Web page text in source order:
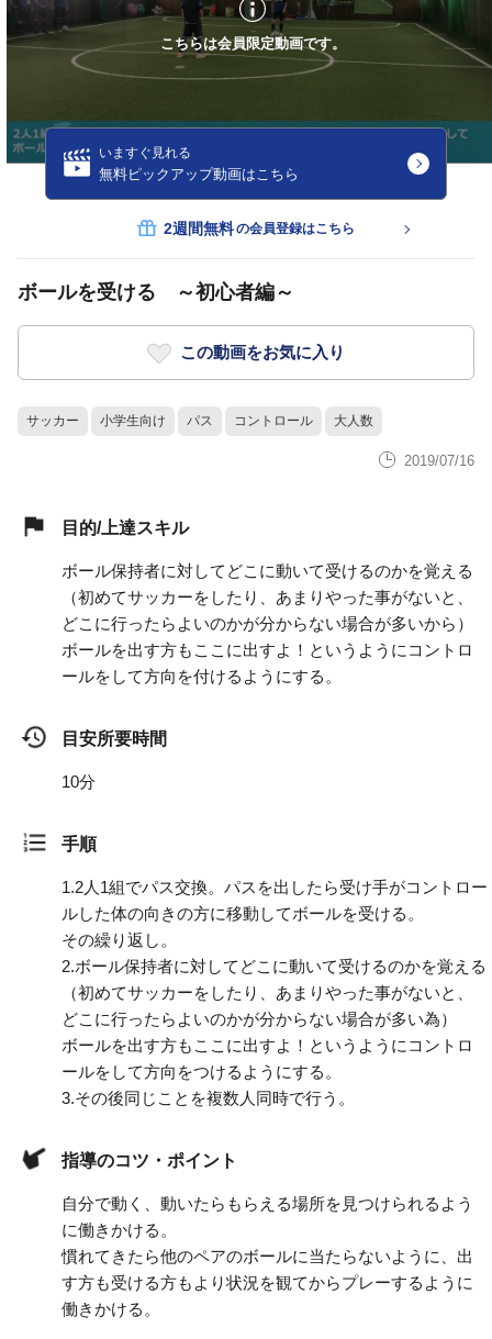
こちらは会員限定動画です。
いますぐ見れる
無料ピックアップ動画はこちら
2週間無料の会員登録はこちら
ボールを受ける ～初心者編～
この動画をお気に入り
サッカー 小学生向け パス コントロール 大人数
2019/07/16
目的/上達スキル
ボール保持者に対してどこに動いて受けるのかを覚える
（初めてサッカーをしたり、あまりやった事がないと、
どこに行ったらよいのかが分からない場合が多いから）
ボールを出す方もここに出すよ！というようにコントロ
ールをして方向を付けるようにする。
目安所要時間
10分
手順
1.2人1組でパス交換。パスを出したら受け手がコントロー
ルした体の向きの方に移動してボールを受ける。
その繰り返し。
2.ボール保持者に対してどこに動いて受けるのかを覚える
（初めてサッカーをしたり、あまりやった事がないと、
どこに行ったらよいのかが分からない場合が多い為）
ボールを出す方もここに出すよ！というようにコントロ
ールをして方向をつけるようにする。
3.その後同じことを複数人同時で行う。
指導のコツ・ポイント
自分で動く、動いたらもらえる場所を見つけられるよう
に働きかける。
慣れてきたら他のペアのボールに当たらないように、出
す方も受ける方もより状況を観てからプレーするように
働きかける。